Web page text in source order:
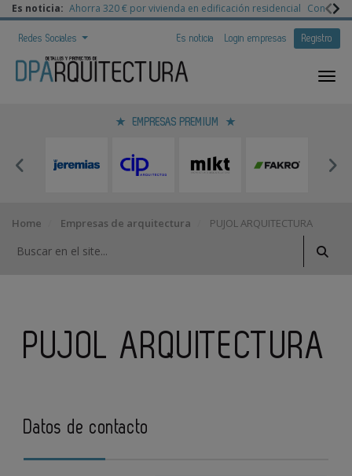
Es noticia: Ahorra 320 € por vivienda en edificación residencial
Redes Sociales Es noticia Login empresas Registro
EMPRESAS PREMIUM
Home Empresas de arquitectura PUJOL ARQUITECTURA
PUJOL ARQUITECTURA
Datos de contacto